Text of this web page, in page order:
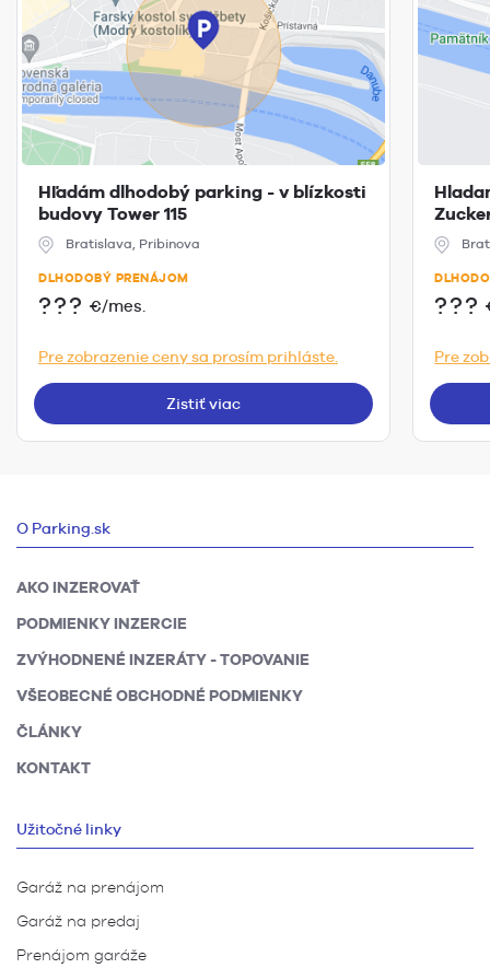
Hľadám dlhodobý parking - v blízkosti
budovy Tower 115
Bratislava, Pribinova
DLHODOBÝ PRENÁJOM
??? €/mes.
Pre zobrazenie ceny sa prosím prihláste.
Zistiť viac
???
Pre
O Parking.sk
AKO INZEROVAŤ
PODMIENKY INZERCIE
ZVÝHODNENÉ INZERÁTY - TOPOVANIE
VŠEOBECNÉ OBCHODNÉ PODMIENKY
ČLÁNKY
KONTAKT
Užitočné linky
Garáž na prenájom
Garáž na predaj
Prenájom garáže